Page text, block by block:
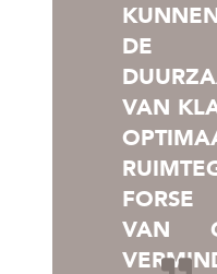
DE
VAN
VAN